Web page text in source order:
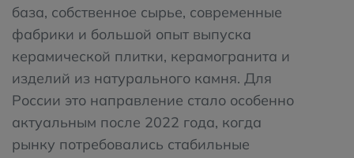
база, собственное сырье, современные
фабрики и большой опыт выпуска
керамической плитки, керамогранита и
изделий из натурального камня. Для
России это направление стало особенно
актуальным после 2022 года, когда
рынку потребовались стабильные